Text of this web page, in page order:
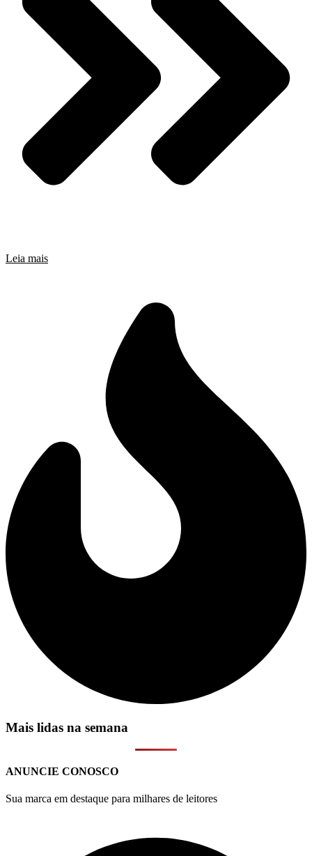
Leia mais
Mais lidas na semana
ANUNCIE CONOSCO
Sua marca em destaque para milhares de leitores